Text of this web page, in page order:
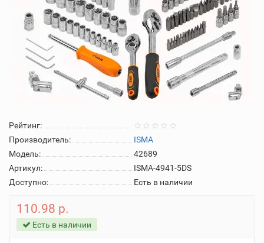
Рейтинг:
Производитель:
ISMA
Модель:
42689
Артикул:
ISMA-4941-5DS
Доступно:
Есть в наличии
110.98 р.
Есть в наличии